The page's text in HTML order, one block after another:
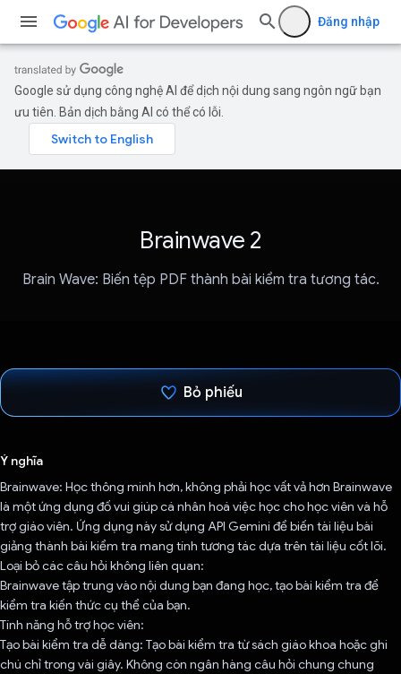
Đăng nhập
Google sử dụng công nghệ AI để dịch nội dung sang ngôn ngữ bạn
ưu tiên. Bản dịch bằng AI có thể có lỗi.
Brainwave 2
Brain Wave: Biến tệp PDF thành bài kiểm tra tương tác.
Bỏ phiếu
Ý nghĩa
Brainwave: Học thông minh hơn, không phải học vất vả hơn Brainwave
là một ứng dụng đố vui giúp cá nhân hoá việc học cho học viên và hỗ
trợ giáo viên. Ứng dụng này sử dụng API Gemini để biến tài liệu bài
giảng thành bài kiểm tra mang tính tương tác dựa trên tài liệu cốt lõi.
Loại bỏ các câu hỏi không liên quan:
Brainwave tập trung vào nội dung bạn đang học, tạo bài kiểm tra để
kiểm tra kiến thức cụ thể của bạn.
Tính năng hỗ trợ học viên:
Tạo bài kiểm tra dễ dàng: Tạo bài kiểm tra từ sách giáo khoa hoặc ghi
chú chỉ trong vài giây. Không còn ngân hàng câu hỏi chung chung